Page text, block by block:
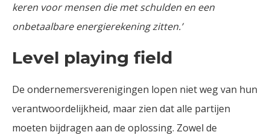
keren voor mensen die met schulden en een
onbetaalbare energierekening zitten.’
Level playing field
De ondernemersverenigingen lopen niet weg van hun
verantwoordelijkheid, maar zien dat alle partijen
moeten bijdragen aan de oplossing. Zowel de